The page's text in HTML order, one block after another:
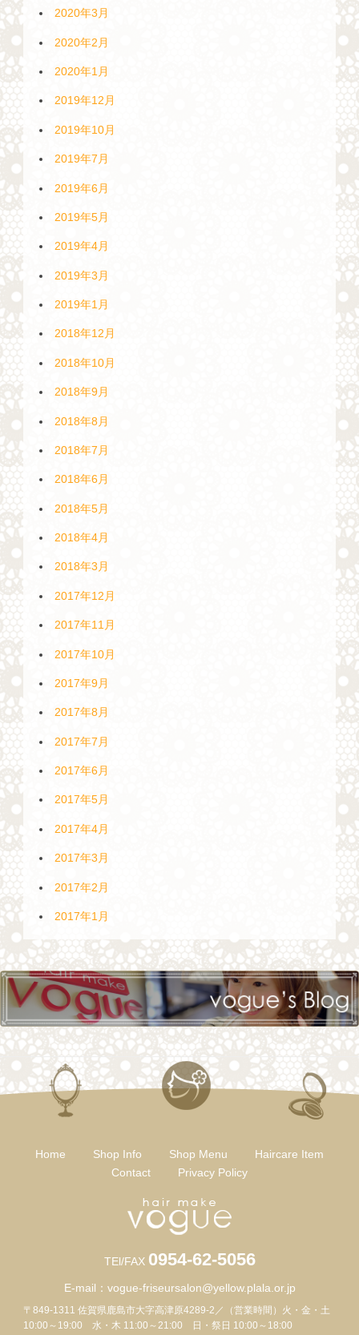
2020年3月
2020年2月
2020年1月
2019年12月
2019年10月
2019年7月
2019年6月
2019年5月
2019年4月
2019年3月
2019年1月
2018年12月
2018年10月
2018年9月
2018年8月
2018年7月
2018年6月
2018年5月
2018年4月
2018年3月
2017年12月
2017年11月
2017年10月
2017年9月
2017年8月
2017年7月
2017年6月
2017年5月
2017年4月
2017年3月
2017年2月
2017年1月
Home Shop Info Shop Menu
Haircare Item
Contact
Privacy Policy
TEl/FAX 0954-62-5056
E-mail： vogue-friseursalon@yellow.plala.or.jp
〒849-1311 佐賀県鹿島市大字高津原4289-2／（営業時間）火・金・土
10:00～19:00 水・木 11:00～21:00 日・祭日 10:00～18:00